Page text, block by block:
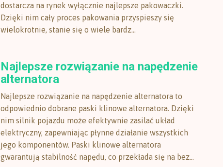
dostarcza na rynek wyłącznie najlepsze pakowaczki.
Dzięki nim cały proces pakowania przyspieszy się
wielokrotnie, stanie się o wiele bardz...
Najlepsze rozwiązanie na napędzenie
alternatora
Najlepsze rozwiązanie na napędzenie alternatora to
odpowiednio dobrane paski klinowe alternatora. Dzięki
nim silnik pojazdu może efektywnie zasilać układ
elektryczny, zapewniając płynne działanie wszystkich
jego komponentów. Paski klinowe alternatora
gwarantują stabilność napędu, co przekłada się na bez...